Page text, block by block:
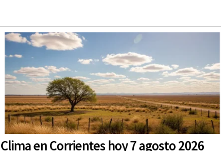
Clima en Corrientes hoy 7 agosto 2026